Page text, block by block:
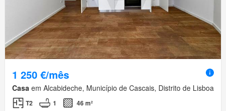
1 250 €/mês
Casa em Alcabideche, Município de Cascais, Distrito de Lisboa
T2 1
46 m²